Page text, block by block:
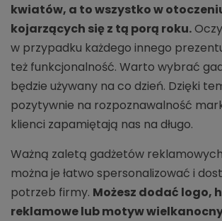
kwiatów, a to wszystko w
kojarzących się z tą porą roku.
w przypadku każdego innego
też funkcjonalność. Warto wybrać
będzie używany na co dzień. Dzięki
pozytywnie na rozpoznawalność
klienci zapamiętają nas na długo.
Ważną zaletą gadżetów
można je łatwo spersonalizować i
potrzeb firmy. Możesz dodać logo,
reklamowe lub motyw